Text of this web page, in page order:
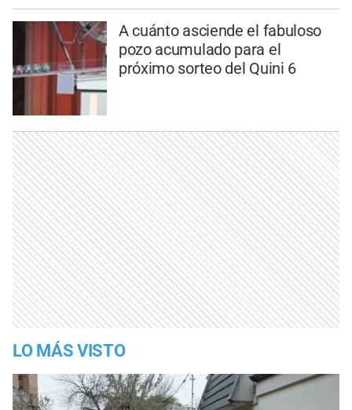
A cuánto asciende el fabuloso
pozo acumulado para el
próximo sorteo del Quini 6
LO MÁS VISTO